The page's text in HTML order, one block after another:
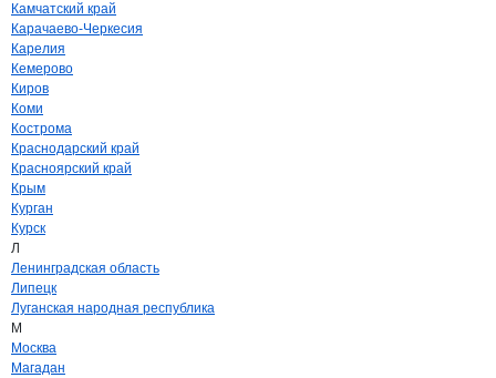
Камчатский край
Карачаево-Черкесия
Карелия
Кемерово
Киров
Коми
Кострома
Краснодарский край
Красноярский край
Крым
Курган
Курск
Л
Ленинградская область
Липецк
Луганская народная республика
М
Москва
Магадан